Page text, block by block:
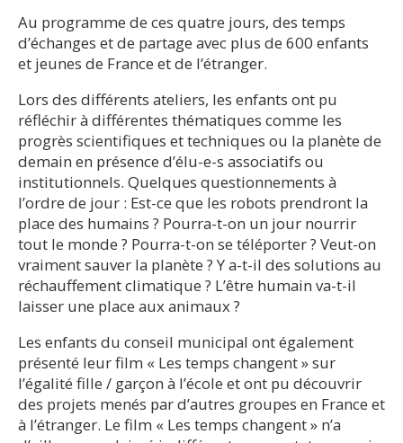
Au programme de ces quatre jours, des temps
d’échanges et de partage avec plus de 600 enfants
et jeunes de France et de l’étranger.
Lors des différents ateliers, les enfants ont pu
réfléchir à différentes thématiques comme les
progrès scientifiques et techniques ou la planète de
demain en présence d’élu-e-s associatifs ou
institutionnels. Quelques questionnements à
l’ordre de jour : Est-ce que les robots prendront la
place des humains ? Pourra-t-on un jour nourrir
tout le monde ? Pourra-t-on se téléporter ? Veut-on
vraiment sauver la planète ? Y a-t-il des solutions au
réchauffement climatique ? L’être humain va-t-il
laisser une place aux animaux ?
Les enfants du conseil municipal ont également
présenté leur film « Les temps changent » sur
l’égalité fille / garçon à l’école et ont pu découvrir
des projets menés par d’autres groupes en France et
à l’étranger. Le film « Les temps changent » n’a